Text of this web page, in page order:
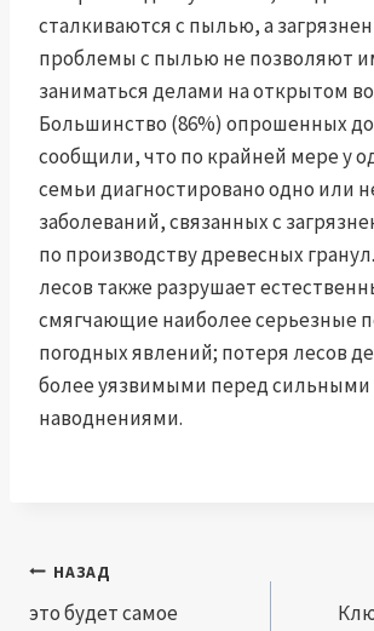
сталкиваются с пылью, а
проблемы с пылью не позволяют
заниматься делами на открытом
Большинство (86%) опрошенных
сообщили, что по крайней мере у
семьи диагностировано одно или
заболеваний, связанных с
по производству древесных
лесов также разрушает
смягчающие наиболее серьезные
погодных явлений; потеря лесов
более уязвимыми перед сильными
наводнениями.
Навигация
по
НАЗАД
это будет самое